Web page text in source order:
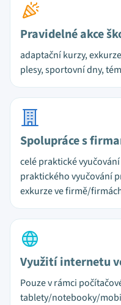
Pravidelné akce
adaptační kurzy,
plesy, sportovní dny,
Spolupráce s
celé praktické
praktického vyučování
exkurze ve firmě/
Využití internetu
Pouze v rámci
tablety/notebooky/